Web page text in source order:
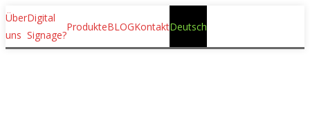
Über
uns
Digital
Signage?
ProdukteBLOGKontaktDeutsch